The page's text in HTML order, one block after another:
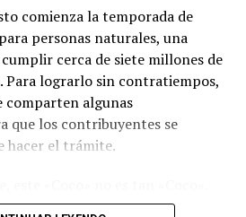
se apalanca en tres pilares:
comienza la temporada de
personas naturales, una
cerca de siete millones de
Para lograrlo sin contratiempos,
comparten algunas
que los contribuyentes se
hacer el trámite.
unos minutos, por ejemplo,